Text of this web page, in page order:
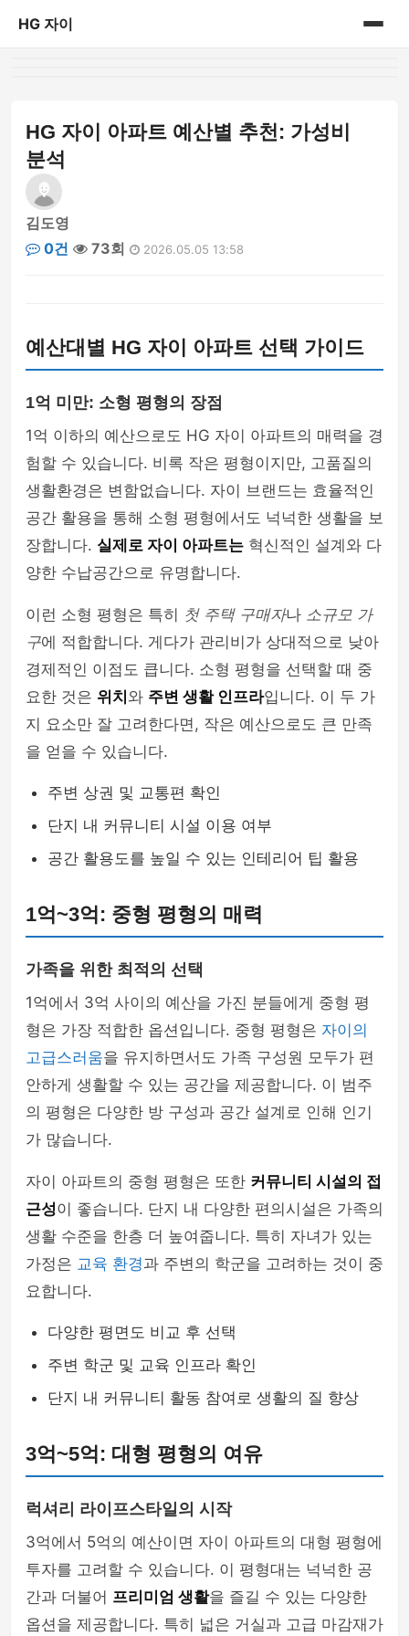
HG 자이
HG 자이 아파트 예산별 추천: 가성비
분석
김도영
0건
73회 2026.05.05 13:58
예산대별 HG 자이 아파트 선택 가이드
1억 미만: 소형 평형의 장점
1억 이하의 예산으로도 HG 자이 아파트의 매력을 경
험할 수 있습니다. 비록 작은 평형이지만, 고품질의
생활환경은 변함없습니다. 자이 브랜드는 효율적인
공간 활용을 통해 소형 평형에서도 넉넉한 생활을 보
장합니다. 실제로 자이 아파트는 혁신적인 설계와 다
양한 수납공간으로 유명합니다.
이런 소형 평형은 특히 첫 주택 구매자나 소규모 가
구에 적합합니다. 게다가 관리비가 상대적으로 낮아
경제적인 이점도 큽니다. 소형 평형을 선택할 때 중
요한 것은 위치 와 주변 생활 인프라입니다. 이 두 가
지 요소만 잘 고려한다면, 작은 예산으로도 큰 만족
을 얻을 수 있습니다.
주변 상권 및 교통편 확인
단지 내 커뮤니티 시설 이용 여부
공간 활용도를 높일 수 있는 인테리어 팁 활용
1억~3억: 중형 평형의 매력
가족을 위한 최적의 선택
1억에서 3억 사이의 예산을 가진 분들에게 중형 평
형은 가장 적합한 옵션입니다. 중형 평형은 자이의
고급스러움을 유지하면서도 가족 구성원 모두가 편
안하게 생활할 수 있는 공간을 제공합니다. 이 범주
의 평형은 다양한 방 구성과 공간 설계로 인해 인기
가 많습니다.
자이 아파트의 중형 평형은 또한 커뮤니티 시설의 접
근성이 좋습니다. 단지 내 다양한 편의시설은 가족의
생활 수준을 한층 더 높여줍니다. 특히 자녀가 있는
가정은 교육 환경과 주변의 학군을 고려하는 것이 중
요합니다.
다양한 평면도 비교 후 선택
주변 학군 및 교육 인프라 확인
단지 내 커뮤니티 활동 참여로 생활의 질 향상
3억~5억: 대형 평형의 여유
럭셔리 라이프스타일의 시작
3억에서 5억의 예산이면 자이 아파트의 대형 평형에
투자를 고려할 수 있습니다. 이 평형대는 넉넉한 공
간과 더불어 프리미엄 생활을 즐길 수 있는 다양한
옵션을 제공합니다. 특히 넓은 거실과 고급 마감재가